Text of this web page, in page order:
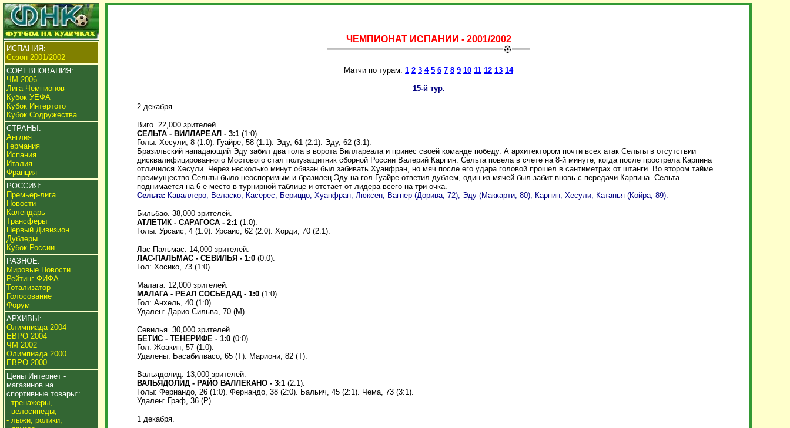
ИСПАНИЯ:
Сезон 2001/2002
СОРЕВНОВАНИЯ:
ЧМ 2006
Лига Чемпионов
Кубок УЕФА
Кубок Интертото
Кубок Содружества
СТРАНЫ:
Англия
Германия
Испания
Италия
Франция
РОССИЯ:
Премьер-лига
Новости
Календарь
Трансферы
Первый Дивизион
Дублеры
Кубок России
РАЗНОЕ:
Мировые Новости
Рейтинг ФИФА
Тотализатор
Голосование
Форум
АРХИВЫ:
Олимпиада 2004
ЕВРО 2004
ЧМ 2002
Олимпиада 2000
ЕВРО 2000
Цены Интернет -
магазинов на
спортивные товары::
- тренажеры,
- велосипеды,
- лыжи, ролики,
ЧЕМПИОНАТ ИСПАНИИ - 2001/2002
Матчи по турам: 1 2 3 4 5 6 7 8 9 10 11 12 13 14
15-й тур.
2 декабря.
Виго. 22,000 зрителей.
СЕЛЬТА - ВИЛЛАРЕАЛ - 3:1 (1:0).
Голы: Хесули, 8 (1:0). Гуайре, 58 (1:1). Эду, 61 (2:1). Эду, 62 (3:1).
Бразильский нападающий Эду забил два гола в ворота Виллареала и принес своей команде победу. А архитектором почти всех атак Сельты в отсутствии
дисквалифицированного Мостового стал полузащитник сборной России Валерий Карпин. Сельта повела в счете на 8-й минуте, когда после прострела Карпина
отличился Хесули. Через несколько минут обязан был забивать Хуанфран, но мяч после его удара головой прошел в сантиметрах от штанги. Во втором тайме
преимущество Сельты было неоспоримым и бразилец Эду на гол Гуайре ответил дублем, один из мячей был забит вновь с передачи Карпина. Сельта
поднимается на 6-е место в турнирной таблице и отстает от лидера всего на три очка.
Сельта: Каваллеро, Веласко, Касерес, Бериццо, Хуанфран, Люксен, Вагнер (Дорива, 72), Эду (Маккарти, 80), Карпин, Хесули, Катанья (Койра, 89).
Бильбао. 38,000 зрителей.
АТЛЕТИК - САРАГОСА - 2:1 (1:0).
Голы: Урсаис, 4 (1:0). Урсаис, 62 (2:0). Хорди, 70 (2:1).
Лас-Пальмас. 14,000 зрителей.
ЛАС-ПАЛЬМАС - СЕВИЛЬЯ - 1:0 (0:0).
Гол: Хосико, 73 (1:0).
Малага. 12,000 зрителей.
МАЛАГА - РЕАЛ СОСЬЕДАД - 1:0 (1:0).
Гол: Анхель, 40 (1:0).
Удален: Дарио Сильва, 70 (М).
Севилья. 30,000 зрителей.
БЕТИС - ТЕНЕРИФЕ - 1:0 (0:0).
Гол: Жоакин, 57 (1:0).
Удалены: Басабилвасо, 65 (Т). Мариони, 82 (Т).
Вальядолид. 13,000 зрителей.
ВАЛЬЯДОЛИД - РАЙО ВАЛЛЕКАНО - 3:1 (2:1).
Голы: Фернандо, 26 (1:0). Фернандо, 38 (2:0). Бальич, 45 (2:1). Чема, 73 (3:1).
Удален: Граф, 36 (Р).
1 декабря.